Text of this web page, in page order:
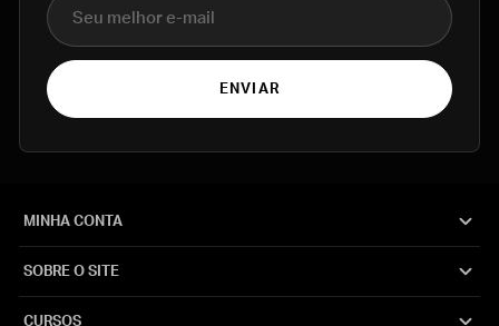
ENVIAR
MINHA CONTA
SOBRE O SITE
CURSOS